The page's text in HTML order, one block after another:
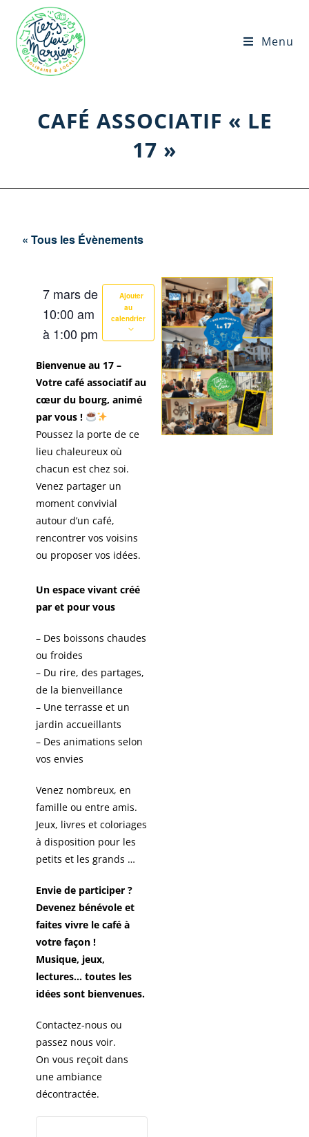
Menu
CAFÉ ASSOCIATIF « LE
17 »
« Tous les Évènements
7 mars de
10:00 am
à 1:00 pm
Ajouter
au
calendrier
Bienvenue au 17 –
Votre café associatif au
cœur du bourg, animé
par vous !
Poussez la porte de ce
lieu chaleureux où
chacun est chez soi.
Venez partager un
moment convivial
autour d’un café,
rencontrer vos voisins
ou proposer vos idées.
Un espace vivant créé
par et pour vous
– Des boissons chaudes
ou froides
– Du rire, des partages,
de la bienveillance
– Une terrasse et un
jardin accueillants
– Des animations selon
vos envies
Venez nombreux, en
famille ou entre amis.
Jeux, livres et coloriages
à disposition pour les
petits et les grands …
Envie de participer ?
Devenez bénévole et
faites vivre le café à
votre façon !
Musique, jeux,
lectures… toutes les
idées sont bienvenues.
Contactez-nous ou
passez nous voir.
On vous reçoit dans
une ambiance
décontractée.